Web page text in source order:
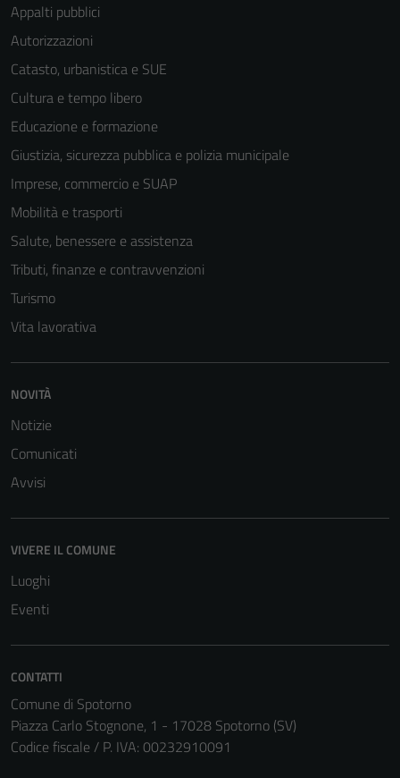
Appalti pubblici
Autorizzazioni
Catasto, urbanistica e SUE
Cultura e tempo libero
Educazione e formazione
Giustizia, sicurezza pubblica e polizia municipale
Imprese, commercio e SUAP
Mobilità e trasporti
Salute, benessere e assistenza
Tributi, finanze e contravvenzioni
Turismo
Vita lavorativa
NOVITÀ
Notizie
Comunicati
Avvisi
VIVERE IL COMUNE
Luoghi
Eventi
CONTATTI
Comune di Spotorno
Piazza Carlo Stognone, 1 - 17028 Spotorno (SV)
Codice fiscale / P. IVA: 00232910091
informazioni